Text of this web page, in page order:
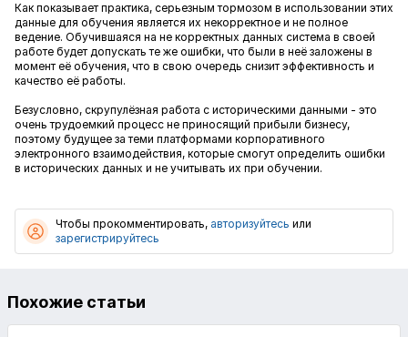
Как показывает практика, серьезным тормозом в использовании этих
данные для обучения является их некорректное и не полное
ведение. Обучившаяся на не корректных данных система в своей
работе будет допускать те же ошибки, что были в неё заложены в
момент её обучения, что в свою очередь снизит эффективность и
качество её работы.
Безусловно, скрупулёзная работа с историческими данными - это
очень трудоемкий процесс не приносящий прибыли бизнесу,
поэтому будущее за теми платформами корпоративного
электронного взаимодействия, которые смогут определить ошибки
в исторических данных и не учитывать их при обучении.
Чтобы прокомментировать, авторизуйтесь или
зарегистрируйтесь
Похожие статьи